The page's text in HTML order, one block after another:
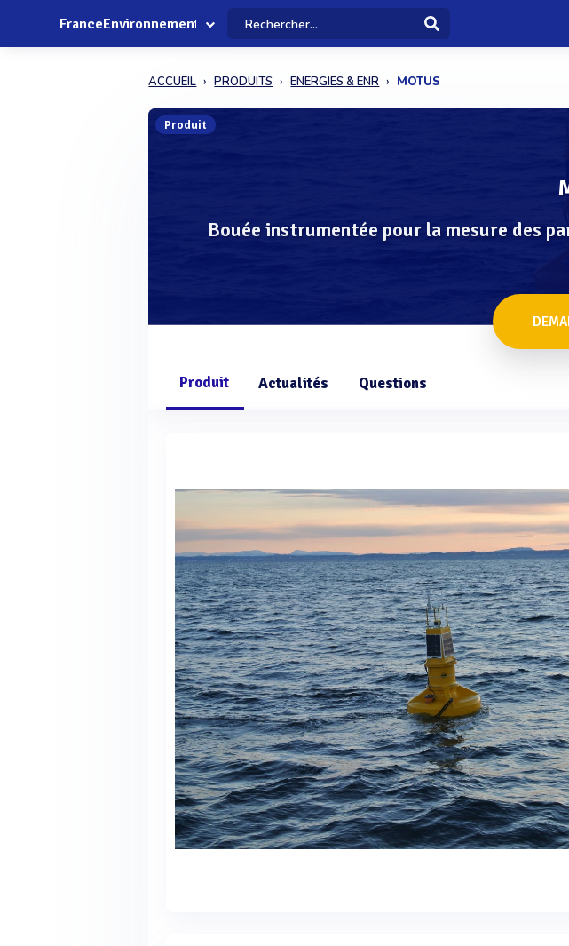
FranceEnvironnement
ACCUEIL PRODUITS ENERGIES & ENR MOTUS
Produit
Bouée instrumentée pour la mesure des
Produit Actualités Questions